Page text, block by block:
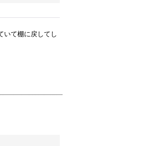
いて棚に戻してし